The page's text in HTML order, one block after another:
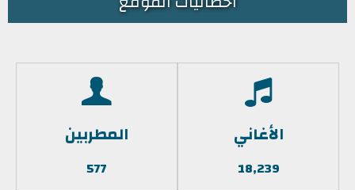
الأغاني
18,239
المطربين
577